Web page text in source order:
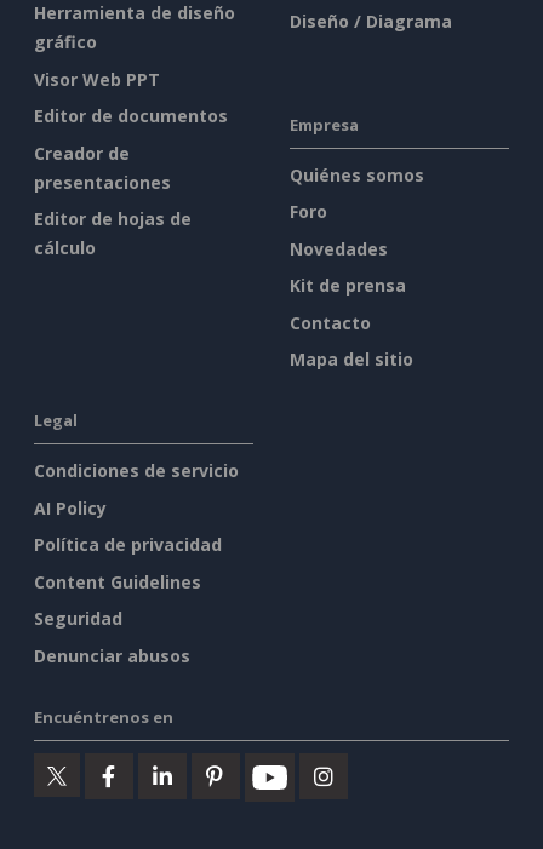
Herramienta de diseño
gráfico
Visor Web PPT
Editor de documentos
Creador de
presentaciones
Editor de hojas de
cálculo
Diseño / Diagrama
Empresa
Quiénes somos
Foro
Novedades
Kit de prensa
Contacto
Mapa del sitio
Legal
Condiciones de servicio
AI Policy
Política de privacidad
Content Guidelines
Seguridad
Denunciar abusos
Encuéntrenos en